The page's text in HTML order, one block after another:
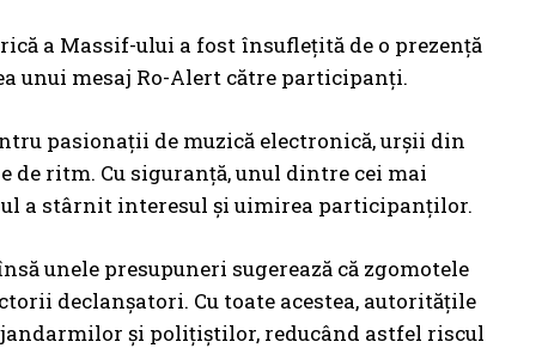
a Massif-ului a fost însuflețită de o prezență
unui mesaj Ro-Alert către participanți.
pasionații de muzică electronică, urșii din
de ritm. Cu siguranță, unul dintre cei mai
a stârnit interesul și uimirea participanților.
unele presupuneri sugerează că zgomotele
declanșatori. Cu toate acestea, autoritățile
și polițiștilor, reducând astfel riscul